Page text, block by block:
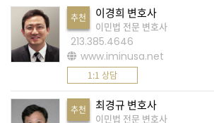
운
전
문
가
찾
추천 이경희 변호사
이민법 전문 변호사
213.385.4646
www.iminusa.net
1:1 상담
추천 최경규 변호사
이민법 전문 변호사